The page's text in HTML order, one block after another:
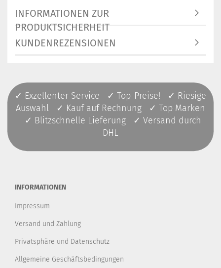
INFORMATIONEN ZUR
PRODUKTSICHERHEIT
KUNDENREZENSIONEN
✓ Exzellenter Service ✓ Top-Preise! ✓ Riesige
Auswahl ✓ Kauf auf Rechnung ✓ Top Marken
✓ Blitzschnelle Lieferung ✓ Versand durch
DHL
INFORMATIONEN
Impressum
Versand und Zahlung
Privatsphäre und Datenschutz
Allgemeine Geschäftsbedingungen